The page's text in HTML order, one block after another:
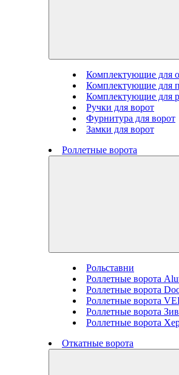
Комплектующие для
Комплектующие для
Комплектующие для
Ручки для ворот
Фурнитура для ворот
Замки для ворот
Роллетные ворота
Рольставни
Роллетные ворота
Роллетные ворота
Роллетные ворота
Роллетные ворота
Роллетные ворота
Откатные ворота